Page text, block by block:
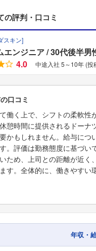
の評判・口コミ
スキン]
エンジニア 30代後半男
4.0
中途入社 5～10年 (投
口コミ
働く上で、シフトの柔軟
憩時間に提供されるドー
かもしれません。給与につ
。評価は勤務態度に基づ
ため、上司との距離が近
す。全体的に、働きやすい
年収・